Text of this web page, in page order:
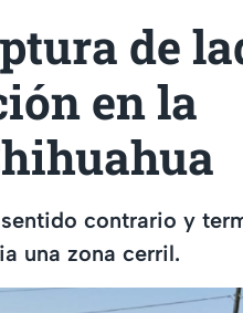
de
en la
contrario y
una zona cerril.